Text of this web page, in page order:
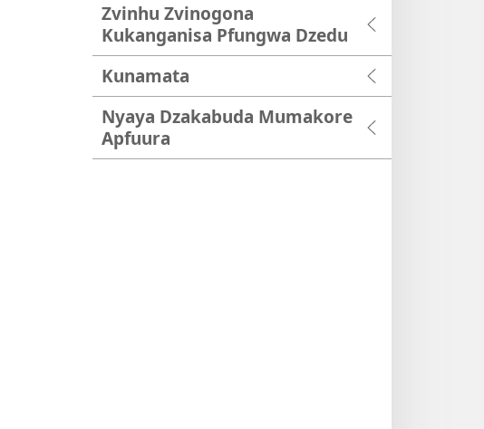
Zvinhu Zvinogona
Kukanganisa Pfungwa Dzedu
Kunamata
Nyaya Dzakabuda Mumakore
Apfuura